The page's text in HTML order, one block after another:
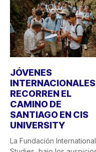
JÓVENES
INTERNACIONALES
RECORREN EL
CAMINO DE
SANTIAGO EN CIS
UNIVERSITY
La Fundación International
Studies, bajo los auspicios
de CIS University, impulsa
una...
30 JUNIO, 2026